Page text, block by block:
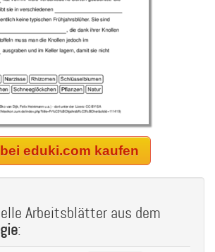
eduki.com kaufen
Arbeitsblätter aus dem
: